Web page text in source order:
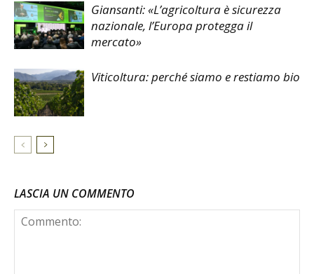
Giansanti: «L’agricoltura è sicurezza
nazionale, l’Europa protegga il
mercato»
Viticoltura: perché siamo e restiamo bio
LASCIA UN COMMENTO